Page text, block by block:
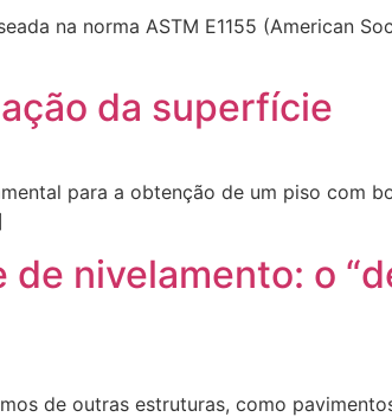
na norma ASTM E1155 (American
da superfície
para a obtenção de um piso com
nivelamento: o
de outras estruturas, como